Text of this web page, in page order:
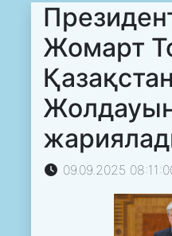
Жомарт
09.09.2025